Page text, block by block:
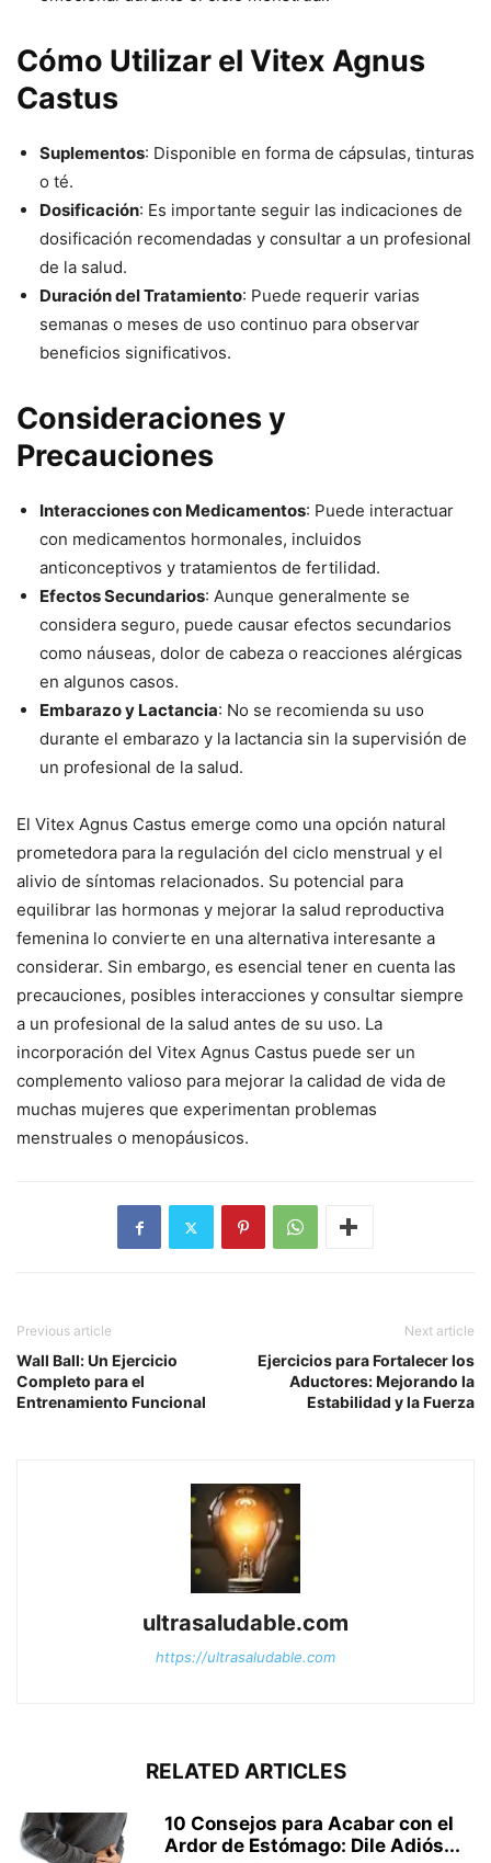
Cómo Utilizar el Vitex Agnus
Castus
Suplementos: Disponible en forma de cápsulas, tinturas
o té.
Dosificación: Es importante seguir las indicaciones de
dosificación recomendadas y consultar a un profesional
de la salud.
Duración del Tratamiento: Puede requerir varias
semanas o meses de uso continuo para observar
beneficios significativos.
Consideraciones y
Precauciones
Interacciones con Medicamentos: Puede interactuar
con medicamentos hormonales, incluidos
anticonceptivos y tratamientos de fertilidad.
Efectos Secundarios: Aunque generalmente se
considera seguro, puede causar efectos secundarios
como náuseas, dolor de cabeza o reacciones alérgicas
en algunos casos.
Embarazo y Lactancia: No se recomienda su uso
durante el embarazo y la lactancia sin la supervisión de
un profesional de la salud.
El Vitex Agnus Castus emerge como una opción natural
prometedora para la regulación del ciclo menstrual y el
alivio de síntomas relacionados. Su potencial para
equilibrar las hormonas y mejorar la salud reproductiva
femenina lo convierte en una alternativa interesante a
considerar. Sin embargo, es esencial tener en cuenta las
precauciones, posibles interacciones y consultar siempre
a un profesional de la salud antes de su uso. La
incorporación del Vitex Agnus Castus puede ser un
complemento valioso para mejorar la calidad de vida de
muchas mujeres que experimentan problemas
menstruales o menopáusicos.
Previous article
Wall Ball: Un Ejercicio
Completo para el
Entrenamiento Funcional
Next article
Ejercicios para Fortalecer los
Aductores: Mejorando la
Estabilidad y la Fuerza
ultrasaludable.com
https://ultrasaludable.com
RELATED ARTICLES
10 Consejos para Acabar con el
Ardor de Estómago: Dile Adiós...